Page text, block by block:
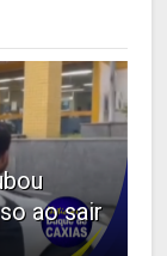
ao sair